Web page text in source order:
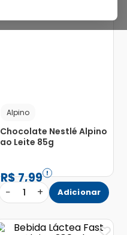
Alpino
Chocolate Nestlé Alpino
ao Leite 85g
R$7,99
− 1 + Adicionar